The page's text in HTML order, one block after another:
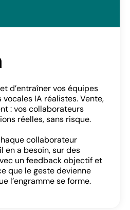
d’entraîner vos équipes
IA réalistes. Vente,
: vos collaborateurs
réelles, sans risque.
collaborateur
en a besoin, sur des
un feedback objectif et
que le geste devienne
l’engramme se forme.